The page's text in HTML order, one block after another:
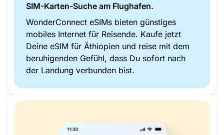
SIM-Karten-Suche am Flughafen.
WonderConnect eSIMs bieten günstiges
mobiles Internet für Reisende. Kaufe jetzt
Deine eSIM für Äthiopien und reise mit dem
beruhigenden Gefühl, dass Du sofort nach
der Landung verbunden bist.